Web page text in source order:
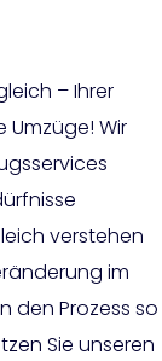
– Ihrer
Umzüge! Wir
verstehen
im
den Prozess so
Sie unseren